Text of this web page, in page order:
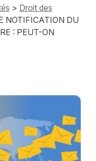
> Droit des
NOTIFICATION DU
: PEUT-ON